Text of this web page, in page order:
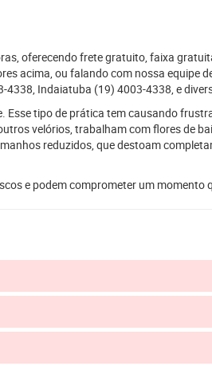
oferecendo frete gratuito, faixa
acima, ou falando com nossa equipe
4338, Indaiatuba (19) 4003-4338, e
Esse tipo de prática tem causando
velórios, trabalham com flores de
reduzidos, que destoam
e podem comprometer um momento